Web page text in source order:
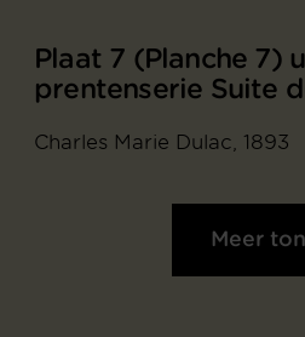
Plaat 7 (Planche 7)
prentenserie Suite
Charles Marie Dulac, 1893
Meer